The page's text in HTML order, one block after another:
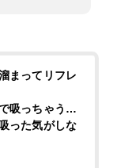
まってリフレ
吸っちゃう…
った気がしな